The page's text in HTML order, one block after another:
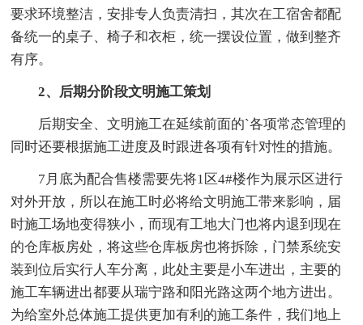
要求环境整洁，安排专人负责清扫，其次在工宿舍都配
备统一的桌子、椅子和衣柜，统一摆设位置，做到整齐
有序。
2、后期分阶段文明施工策划
后期安全、文明施工在延续前面的`各项常态管理的
同时还要根据施工进度及时跟进各项有针对性的措施。
7月底为配合售楼需要先将1区4#楼作为展示区进行
对外开放，所以在施工时必将给文明施工带来影响，届
时施工场地变得狭小，而现有工地大门也将内退到现在
的仓库板房处，将这些仓库板房也将拆除，门禁系统安
装到位后实行人车分离，此处主要是小车进出，主要的
施工车辆进出都要从瑞宁路和阳光路这两个地方进出。
为给室外总体施工提供更加有利的施工条件，我们地上